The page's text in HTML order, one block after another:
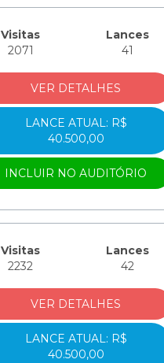
Visitas
2071
Lances
41
VER DETALHES
LANCE ATUAL: R$
40.500,00
INCLUIR NO AUDITÓRIO
Visitas
2232
Lances
42
VER DETALHES
LANCE ATUAL: R$
40.500,00